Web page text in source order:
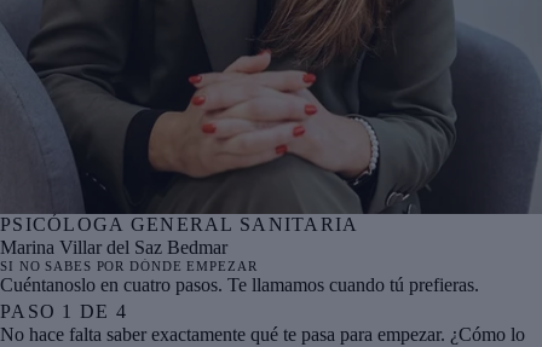
Nº col. COPBI BI05823
PSICÓLOGA GENERAL SANITARIA
Marina Villar del Saz Bedmar
SI NO SABES POR DÓNDE EMPEZAR
Cuéntanoslo en cuatro pasos. Te llamamos cuando tú prefieras.
PASO 1 DE 4
No hace falta saber exactamente qué te pasa para empezar. ¿Cómo lo